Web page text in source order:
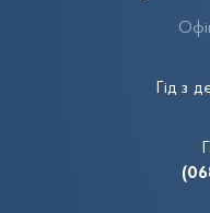
Гід з